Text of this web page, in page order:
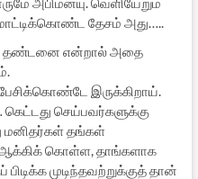
மாட்டிக்கொண்ட தேசம் அது…..
தண்டனை என்றால் அதை
இருக்கிறாய்.
செய்பவர்களுக்கு
தங்கள்
கொள்ள, தாங்களாக
முடிந்தவற்றுக்குத் தான்